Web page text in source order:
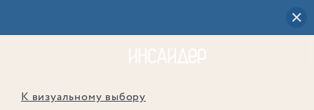
К визуальному выбору